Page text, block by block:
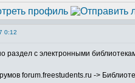
0:12
раздел с электронными
forum.freestudents.ru ->